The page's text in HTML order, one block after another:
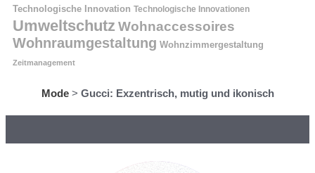
Technologische Innovation Technologische Innovationen
Umweltschutz Wohnaccessoires
Wohnraumgestaltung Wohnzimmergestaltung
Zeitmanagement
Mode> Gucci: Exzentrisch, mutig und ikonisch